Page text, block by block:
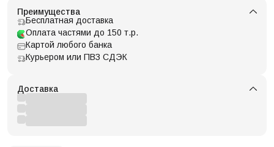
Преимущества
Бесплатная доставка
Оплата частями до 150 т.р.
Картой любого банка
Курьером или ПВЗ СДЭК
Доставка